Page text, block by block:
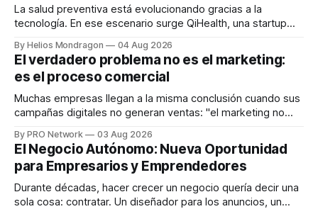
La salud preventiva está evolucionando gracias a la
tecnología. En ese escenario surge QiHealth, una startup
dispositivos inteligentes, inteligencia artificial y monitoreo
en tiempo real para ayudar a las personas a tomar mejores
decisiones sobre su salud metabólica. Su propuesta busca
responder
By Helios Mondragon 04 Aug 2026
El verdadero problema no es el marketing:
es el proceso comercial
Muchas empresas llegan a la misma conclusión cuando sus
campañas digitales no generan ventas: "el marketing no
INTERIUS, el problema suele estar en otro lugar. Durante
una entrevista para el podcast SER PRO, el especialista en
marketing digital explicó que
By PRO Network 03 Aug 2026
El Negocio Autónomo: Nueva Oportunidad
para Empresarios y Emprendedores
Durante décadas, hacer crecer un negocio quería decir una
sola cosa: contratar. Un diseñador para los anuncios, un